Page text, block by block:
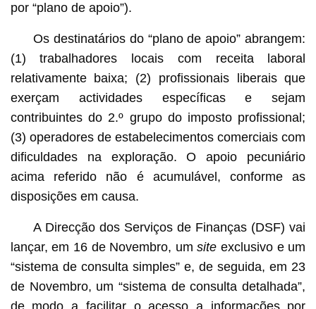
por “plano de apoio”).
Os destinatários do “plano de apoio” abrangem:
(1) trabalhadores locais com receita laboral
relativamente baixa; (2) profissionais liberais que
exerçam actividades específicas e sejam
contribuintes do 2.º grupo do imposto profissional;
(3) operadores de estabelecimentos comerciais com
dificuldades na exploração. O apoio pecuniário
acima referido não é acumulável, conforme as
disposições em causa.
A Direcção dos Serviços de Finanças (DSF) vai
lançar, em 16 de Novembro, umsite exclusivo e um
“sistema de consulta simples” e, de seguida, em 23
de Novembro, um “sistema de consulta detalhada”,